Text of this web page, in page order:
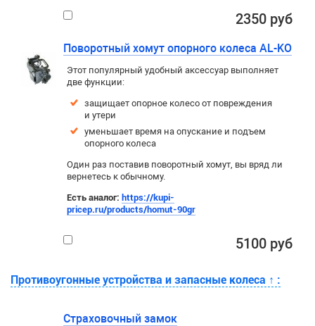
2350 руб
Поворотный хомут опорного колеса AL-KO
Этот популярный удобный аксессуар выполняет
две функции:
защищает опорное колесо от повреждения
и утери
уменьшает время на опускание и подъем
опорного колеса
Один раз поставив поворотный хомут, вы вряд ли
вернетесь к обычному.
Есть аналог: https://kupi-
pricep.ru/products/homut-90gr
5100 руб
Противоугонные устройства и запасные колеса ↑ :
Страховочный замок